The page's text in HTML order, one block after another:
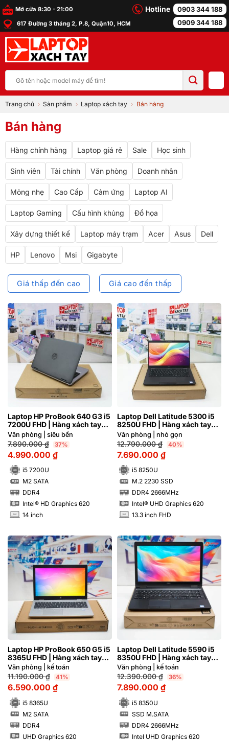
Bỏ
qua
nội
dung
Mở cửa 8:30 - 21:00
617 Đường 3 tháng 2, P.8, Quận10, HCM
Hotline
0903 344 188
0909 344 188
kiếm:
Trang chủ Sản phẩm Laptop xách tay Bán hàng
Bán hàng
Hàng chính hãng Laptop giá rẻ Sale Học sinh
Sinh viên Tài chính Văn phòng Doanh nhân
Mỏng nhẹ Cao Cấp Cảm ứng Laptop AI
Laptop Gaming Cấu hình khủng Đồ họa
Xây dựng thiết kế Laptop máy trạm Acer Asus Dell
HP Lenovo Msi Gigabyte
Giá thấp đến cao Giá cao đến thấp
Laptop HP ProBook 640 G3 i5
7200U FHD | Hàng xách tay
95%
Văn phòng | siêu bền
7.890.000₫ 37%
4.990.000 ₫
i5 7200U
SSD M2 SATA
DDR4
Intel® HD Graphics 620
INCH 14 inch
Laptop Dell Latitude 5300 i5
8250U FHD | Hàng xách tay
JAPAN 99%
Văn phòng | nhỏ gọn
12.790.000₫ 40%
7.690.000 ₫
i5 8250U
SSD M.2 2230 SSD
DDR4 2666MHz
Intel® UHD Graphics 620
INCH 13.3 inch FHD
Laptop HP ProBook 650 G5 i5
8365U FHD | Hàng xách tay
97%
Văn phòng | kế toán
11.190.000₫ 41%
6.590.000 ₫
i5 8365U
SSD M2 SATA
DDR4
UHD Graphics 620
Laptop Dell Latitude 5590 i5
8350U FHD | Hàng xách tay
97%
Văn phòng | kế toán
12.390.000₫ 36%
7.890.000 ₫
i5 8350U
SSD SSD M.SATA
DDR4 2666MHz
Intel UHD Graphics 620